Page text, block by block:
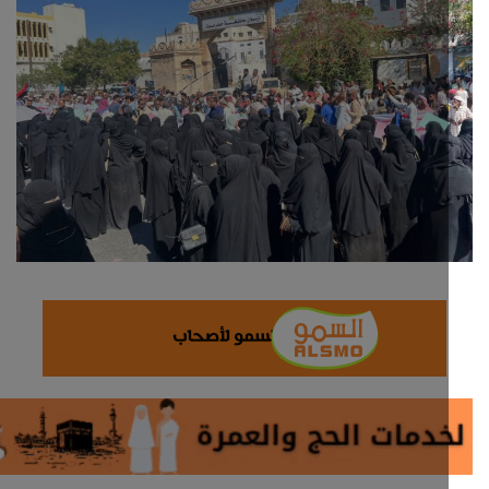
ثقافة وفن
اقتصاد
التقارير والحوارات
مؤسسة حدث اليوم
الطقس
العالمية
منصة حرة